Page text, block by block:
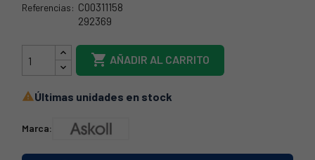
Referencias: C00311158
292369
 AÑADIR AL CARRITO
Últimas unidades en stock
Marca: